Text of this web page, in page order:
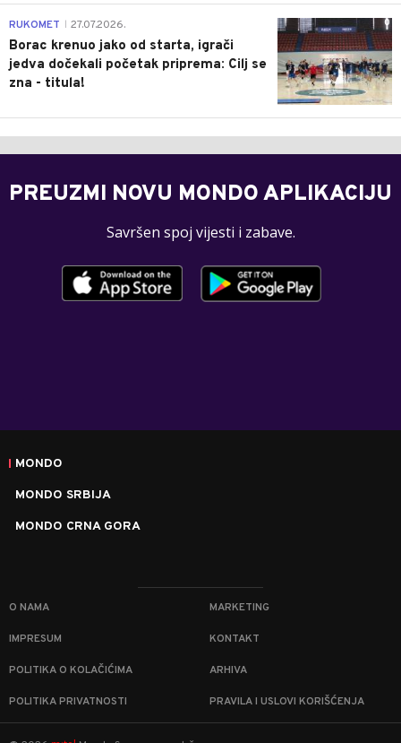
0
RUKOMET 27.07.2026.
Borac krenuo jako od starta, igrači
jedva dočekali početak priprema: Cilj se
zna - titula!
PREUZMI NOVU MONDO APLIKACIJU
Savršen spoj vijesti i zabave.
MONDO
MONDO SRBIJA
MONDO CRNA GORA
O NAMA MARKETING
IMPRESUM KONTAKT
POLITIKA O KOLAČIĆIMA ARHIVA
POLITIKA PRIVATNOSTI PRAVILA I USLOVI KORIŠĆENJA